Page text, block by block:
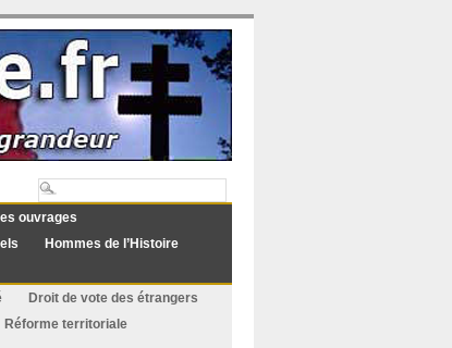
ouvrages
Hommes de l’Histoire
Droit de vote des étrangers
Réforme territoriale